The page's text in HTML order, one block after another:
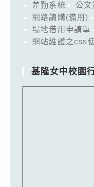
差勤系統 公文
網路請購(備用)
場地借用申請單
網站維護之css
基隆女中校園